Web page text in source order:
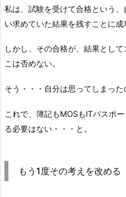
私は、試験を受けて合格という
い求めていた結果を残すことに成
しかし、その合格が、結果とし
こは否めない。
そう・・・自分は思ってしまった
これで、簿記もMOSもITパスポ
る必要はない・・・と。
もう1度その考えを改める